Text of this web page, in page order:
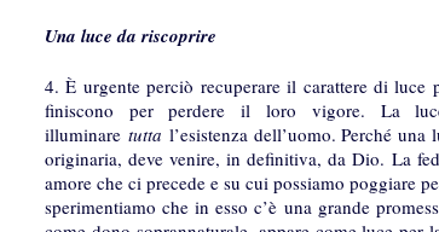
Una luce da riscoprire
4. È urgente perciò recuperare il carattere di
finiscono per perdere il loro vigore. La
illuminare tutta l’esistenza dell’uomo. Perché
originaria, deve venire, in definitiva, da Dio. La
amore che ci precede e su cui possiamo poggiare
sperimentiamo che in esso c’è una grande